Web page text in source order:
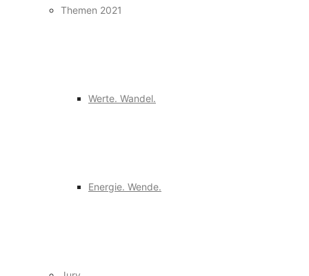
Themen 2021
Werte. Wandel.
Energie. Wende.